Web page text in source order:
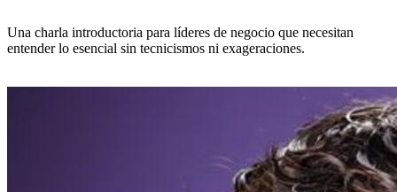
Una charla introductoria para líderes de negocio que necesitan
entender lo esencial sin tecnicismos ni exageraciones.